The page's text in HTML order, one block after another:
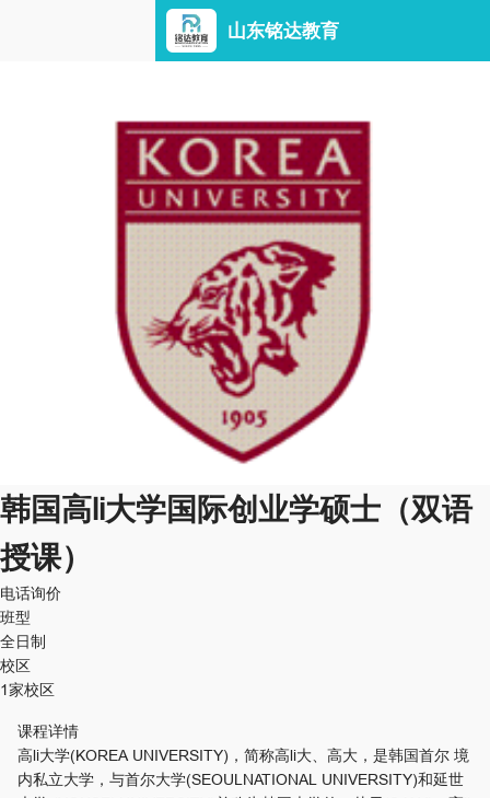
山东铭达教育
韩国高li大学国际创业学硕士（双语
授课）
电话询价
班型
全日制
校区
1家校区
课程详情
高li大学(KOREA UNIVERSITY)，简称高li大、高大，是韩国首尔 境
内私立大学，与首尔大学(SEOULNATIONAL UNIVERSITY)和延世